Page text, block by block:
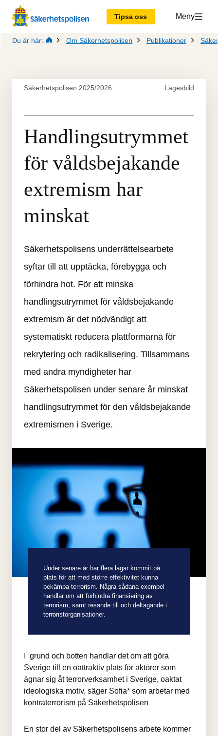
Tipsa oss Meny
Du är här: Om Säkerhetspolisen Publikationer
Säkerhetspolisen 2025/2026 Lägesbild
Handlingsutrymmet
för våldsbejakande
extremism har
minskat
Säkerhetspolisens underrättelsearbete
syftar till att upptäcka, förebygga och
förhindra hot. För att minska
handlingsutrymmet för våldsbejakande
extremism är det nödvändigt att
systematiskt reducera plattformarna för
rekrytering och radikalisering. Tillsammans
med andra myndigheter har
Säkerhetspolisen under senare år minskat
handlingsutrymmet för den våldsbejakande
extremismen i Sverige.
Under senare år har flera lagar kommit på
plats för att med större effektivitet kunna
bekämpa terrorism. Några sådana exempel
handlar om att förhindra finansiering av
terrorism, samt resande till och deltagande i
terroristorganisationer.
Sverige till en oattraktiv plats för aktörer som
ägnar sig åt terrorverksamhet i Sverige, oaktat
ideologiska motiv, säger Sofia* som arbetar med
kontraterrorism på Säkerhetspolisen
En stor del av Säkerhetspolisens arbete kommer